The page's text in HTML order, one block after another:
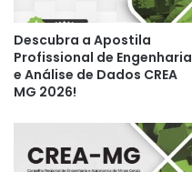
Descubra a Apostila
Profissional de Engenharia
e Análise de Dados CREA
MG 2026!